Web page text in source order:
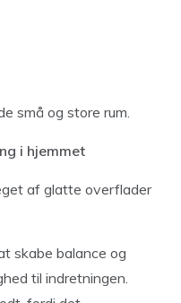
små og store rum.
i hjemmet
af glatte overflader
skabe balance og
til indretningen.